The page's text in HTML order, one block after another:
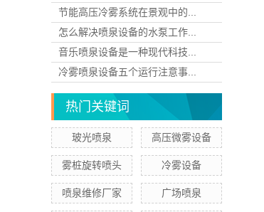
节能高压冷雾系统在景观中的...
怎么解决喷泉设备的水泵工作...
音乐喷泉设备是一种现代科技...
冷雾喷泉设备五个运行注意事...
热门关键词
玻光喷泉 高压微雾设备
雾桩旋转喷头 冷雾设备
喷泉维修厂家 广场喷泉